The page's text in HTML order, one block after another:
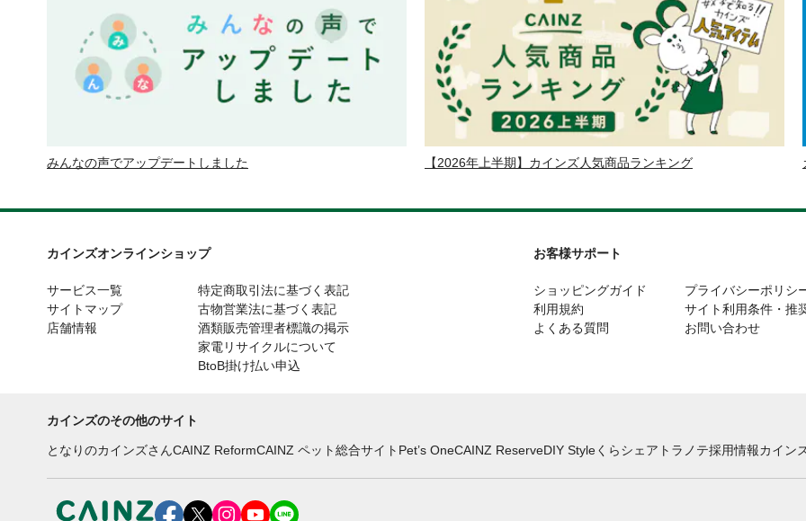
みんなの声でアップデートしました 【2026年上半期】カインズ人気商品ランキング
カインズオンラインショップ
サービス一覧
サイトマップ
店舗情報
特定商取引法に基づく表記
古物営業法に基づく表記
酒類販売管理者標識の掲示
家電リサイクルについて
BtoB掛け払い申込
お客様サポート
ショッピングガイド
利用規約
よくある質問
プライバシーポリシ
サイト利用条件・推
お問い合わせ
カインズのその他のサイト
となりのカインズさんCAINZ ReformCAINZ ペット総合サイト Pet’s OneCAINZ ReserveDIY Styleくらシェア トラノテ採用情報カイン